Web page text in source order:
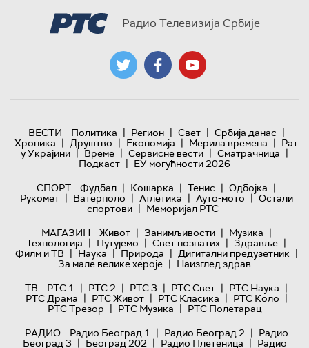
Радио Телевизија Србије
ВЕСТИ Политика | Регион | Свет | Србија данас |
Хроника | Друштво | Економија | Мерила времена | Рат
у Украјини | Време | Сервисне вести | Сматрачница |
Подкаст | ЕУ могућности 2026
СПОРТ
Фудбал | Кошарка | Тенис | Одбојка |
Рукомет | Ватерполо | Атлетика | Ауто-мото | Остали
спортови | Меморијал РТС
МАГАЗИН
Живот | Занимљивости | Музика |
Технологијa | Путујемо | Свет познатих | Здравље |
Филм и ТВ | Наука | Природа | Дигитални предузетник |
За мале велике хероје | Наизглед здрав
ТВ
РТС 1 | РТС 2 | РТС 3 | РТС Свет | РТС Наука |
РТС Драма | РТС Живот | РТС Класика | РТС Коло |
РТС Трезор | РТС Музика | РТС Полетарац
РАДИО
Радио Београд 1 | Радио Београд 2 | Радио
Београд 3 | Београд 202 | Радио Плетеница | Радио